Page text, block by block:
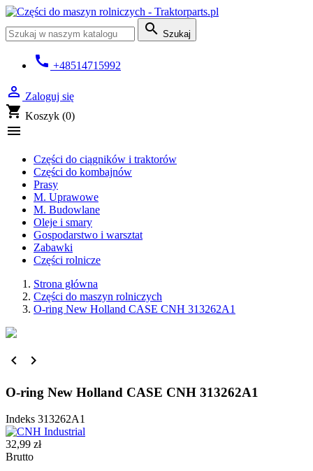
 Szukaj
call +48514715992
 Zaloguj się
shopping_cart Koszyk (0)

Części do ciągników i traktorów
Części do kombajnów
Prasy
M. Uprawowe
M. Budowlane
Oleje i smary
Gospodarstwo i warsztat
Zabawki
Części rolnicze
Strona główna
Części do maszyn rolniczych
O-ring New Holland CASE CNH 313262A1
 
O-ring New Holland CASE CNH 313262A1
Indeks 313262A1
32,99 zł
Brutto